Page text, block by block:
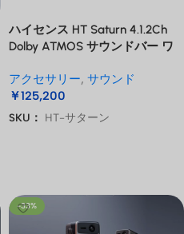
ハイセンス HT Saturn 4.1.2Ch
Dolby ATMOS サウンドバー ワ
アクセサリー, サウンド
￥125,200
SKU： HT-サターン
-33%